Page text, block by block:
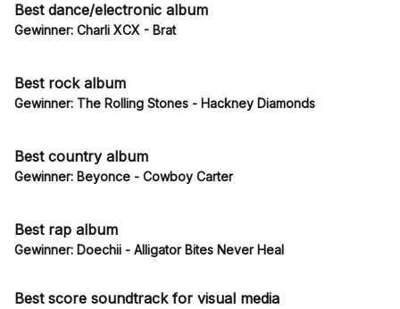
Best dance/electronic album
Gewinner: Charli XCX - Brat
Best rock album
Gewinner: The Rolling Stones - Hackney Diamonds
Best country album
Gewinner: Beyonce - Cowboy Carter
Best rap album
Gewinner: Doechii - Alligator Bites Never Heal
Best score soundtrack for visual media